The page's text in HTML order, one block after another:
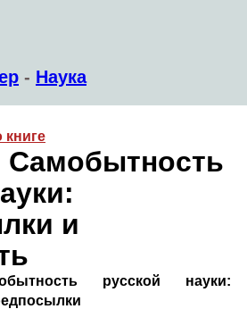
- Наука
Самобытность
и
русской науки: